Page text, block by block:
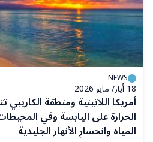
NEWS
18 أيار/ مايو 2026
أمريكا اللاتينية ومنطقة الكاريبي
الحرارة على اليابسة وفي
المياه وانحسارِ الأنهار الجليدية